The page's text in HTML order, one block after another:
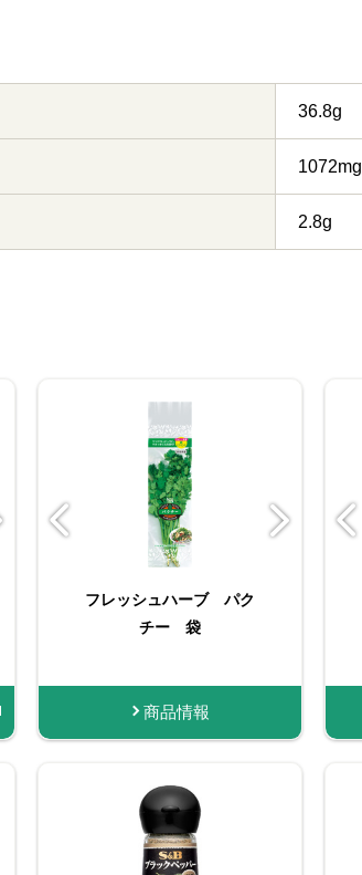
36.8g
1072mg
2.8g
たっぷりサイズ おろし
生にんにく
商品情報
Ｓ＆Ｂ 袋入り ブラッ
クペッパー（パウダー）
商品情報
フレッシュハーブ パク
チー 袋
商品情報
（苗） パクチー
商品情報